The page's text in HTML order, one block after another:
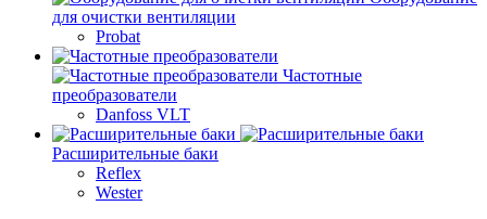
для очистки вентиляции
Probat
Частотные
преобразователи
Danfoss VLT
Расширительные баки
Reflex
Wester